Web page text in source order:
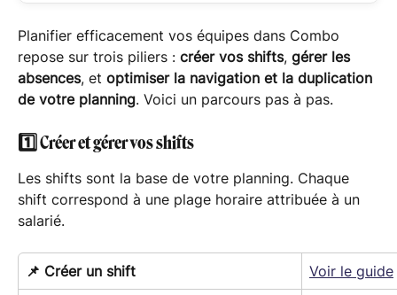
Planifier efficacement vos équipes dans Combo
repose sur trois piliers : créer vos shifts, gérer les
absences, et optimiser la navigation et la duplication
de votre planning. Voici un parcours pas à pas.
1️⃣ Créer et gérer vos shifts
Les shifts sont la base de votre planning. Chaque
shift correspond à une plage horaire attribuée à un
salarié.
📌 Créer un shift Voir le guide